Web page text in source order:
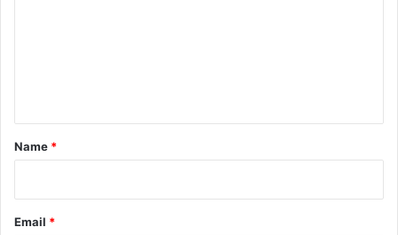
*
Name *
Email *